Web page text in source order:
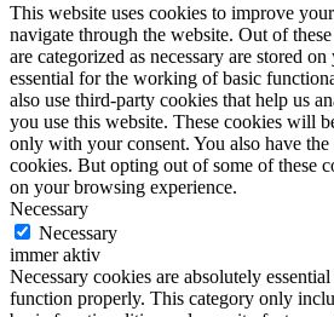
This website uses cookies to improve
navigate through the website. Out of
are categorized as necessary are stored
essential for the working of basic
also use third-party cookies that help us
you use this website. These cookies will
only with your consent. You also have
cookies. But opting out of some of these
on your browsing experience.
Necessary
Necessary
immer aktiv
Necessary cookies are absolutely
function properly. This category only